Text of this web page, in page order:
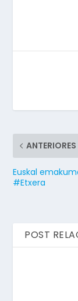
ANTERIORES
Euskal
#Etxera
POST